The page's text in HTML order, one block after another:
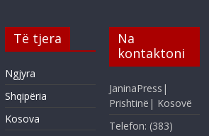
Të tjera
Ngjyra
Shqipëria
Kosova
Na
kontaktoni
JaninaPress|
Prishtinë| Kosovë
Telefon: (383)